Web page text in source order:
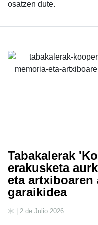
osatzen dute.
Tabakalerak
erakusketa
eta artxiboaren
garaikidea
| 2 de Julio 2026